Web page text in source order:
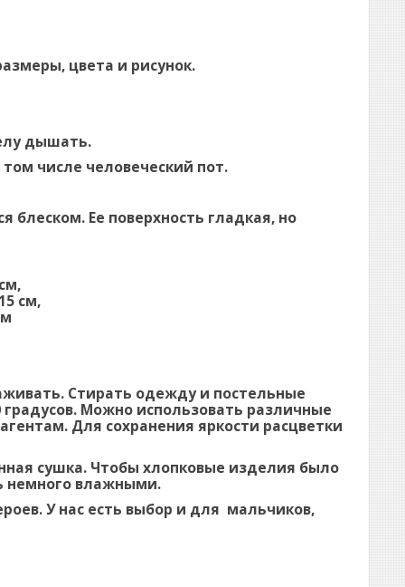
цвета и рисунок.
дышать.
числе человеческий пот.
блеском. Ее поверхность гладкая, но
см,
Стирать одежду и постельные
Можно использовать различные
Для сохранения яркости расцветки
сушка. Чтобы хлопковые изделия было
немного влажными.
У нас есть выбор и для мальчиков,